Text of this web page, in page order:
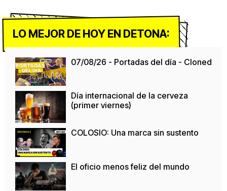
LO MEJOR DE HOY EN DETONA:
07/08/26 - Portadas del día - Cloned
Día internacional de la cerveza
(primer viernes)
COLOSIO: Una marca sin sustento
El oficio menos feliz del mundo